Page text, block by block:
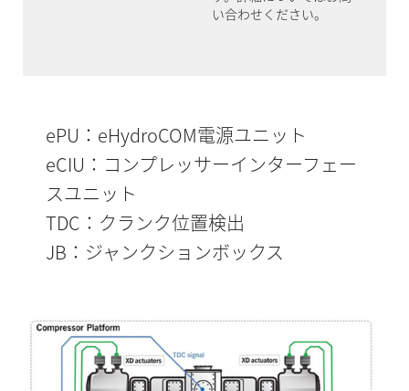
い合わせください。
ePU：eHydroCOM電源ユニット
eCIU：コンプレッサーインターフェー
スユニット
TDC：クランク位置検出
JB：ジャンクションボックス